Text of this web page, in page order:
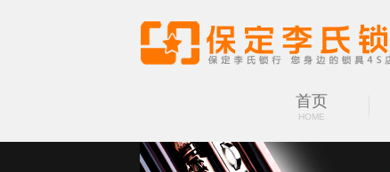
首页
HOME